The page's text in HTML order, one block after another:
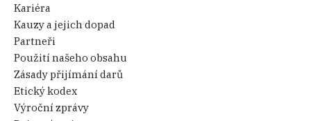
Kariéra
Kauzy a jejich dopad
Partneři
Použití našeho obsahu
Zásady přijímání darů
Etický kodex
Výroční zprávy